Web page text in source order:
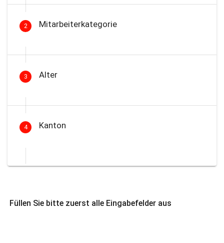
2 Mitarbeiterkategorie
3 Alter
4 Kanton
Füllen Sie bitte zuerst alle Eingabefelder aus